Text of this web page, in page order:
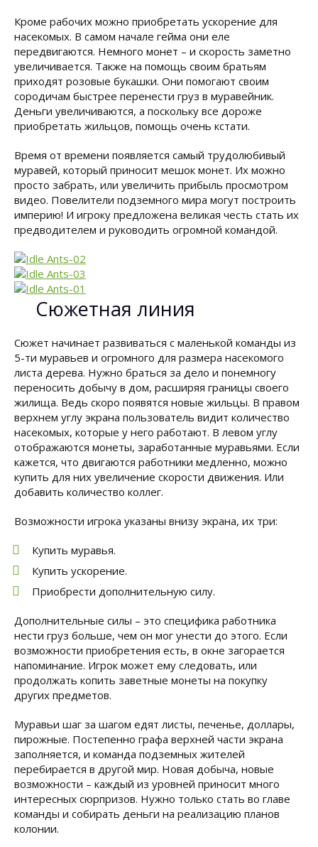
Кроме рабочих можно приобретать ускорение для
насекомых. В самом начале гейма они еле
передвигаются. Немного монет – и скорость заметно
увеличивается. Также на помощь своим братьям
приходят розовые букашки. Они помогают своим
сородичам быстрее перенести груз в муравейник.
Деньги увеличиваются, а поскольку все дороже
приобретать жильцов, помощь очень кстати.
Время от времени появляется самый трудолюбивый
муравей, который приносит мешок монет. Их можно
просто забрать, или увеличить прибыль просмотром
видео. Повелители подземного мира могут построить
империю! И игроку предложена великая честь стать их
предводителем и руководить огромной командой.
Сюжетная линия
Сюжет начинает развиваться с маленькой команды из
5-ти муравьев и огромного для размера насекомого
листа дерева. Нужно браться за дело и понемногу
переносить добычу в дом, расширяя границы своего
жилища. Ведь скоро появятся новые жильцы. В правом
верхнем углу экрана пользователь видит количество
насекомых, которые у него работают. В левом углу
отображаются монеты, заработанные муравьями. Если
кажется, что двигаются работники медленно, можно
купить для них увеличение скорости движения. Или
добавить количество коллег.
Возможности игрока указаны внизу экрана, их три:
Купить муравья.
Купить ускорение.
Приобрести дополнительную силу.
Дополнительные силы – это специфика работника
нести груз больше, чем он мог унести до этого. Если
возможности приобретения есть, в окне загорается
напоминание. Игрок может ему следовать, или
продолжать копить заветные монеты на покупку
других предметов.
Муравьи шаг за шагом едят листы, печенье, доллары,
пирожные. Постепенно графа верхней части экрана
заполняется, и команда подземных жителей
перебирается в другой мир. Новая добыча, новые
возможности – каждый из уровней приносит много
интересных сюрпризов. Нужно только стать во главе
команды и собирать деньги на реализацию планов
колонии.